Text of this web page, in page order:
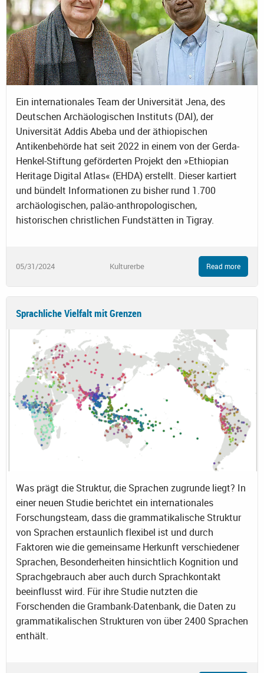
Ein internationales Team der Universität Jena, des
Deutschen Archäologischen Instituts (DAI), der
Universität Addis Abeba und der äthiopischen
Antikenbehörde hat seit 2022 in einem von der Gerda-
Henkel-Stiftung geförderten Projekt den »Ethiopian
Heritage Digital Atlas« (EHDA) erstellt. Dieser kartiert
und bündelt Informationen zu bisher rund 1.700
archäologischen, paläo-anthropologischen,
historischen christlichen Fundstätten in Tigray.
05/31/2024 Kulturerbe Read more
Sprachliche Vielfalt mit Grenzen
Was prägt die Struktur, die Sprachen zugrunde liegt? In
einer neuen Studie berichtet ein internationales
Forschungsteam, dass die grammatikalische Struktur
von Sprachen erstaunlich flexibel ist und durch
Faktoren wie die gemeinsame Herkunft verschiedener
Sprachen, Besonderheiten hinsichtlich Kognition und
Sprachgebrauch aber auch durch Sprachkontakt
beeinflusst wird. Für ihre Studie nutzten die
Forschenden die Grambank-Datenbank, die Daten zu
grammatikalischen Strukturen von über 2400 Sprachen
enthält.